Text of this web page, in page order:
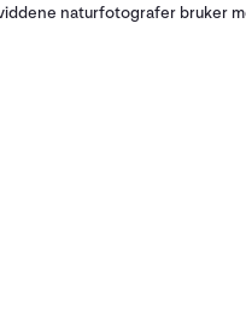
naturfotografer bruker